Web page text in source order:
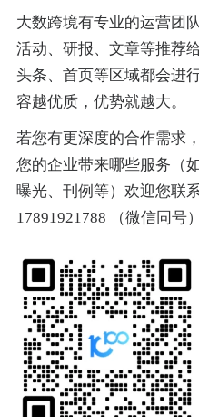
大数跨境有专业的运营团
活动、研报、文章等推荐
头条、首页等区域都会进
容越优质，优势就越大。
若您有更深度的合作需求
您的企业带来哪些服务（
曝光、刊例等）欢迎您联
17891921788 （微信同号